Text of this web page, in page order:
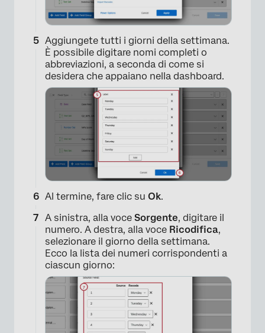
×
×
Aggiungete tutti i giorni della settimana.
È possibile digitare nomi completi o
abbreviazioni, a seconda di come si
desidera che appaiano nella dashboard.
Al termine, fare clic su Ok.
A sinistra, alla voce Sorgente, digitare il
numero. A destra, alla voce Ricodifica,
selezionare il giorno della settimana.
Ecco la lista dei numeri corrispondenti a
ciascun giorno: